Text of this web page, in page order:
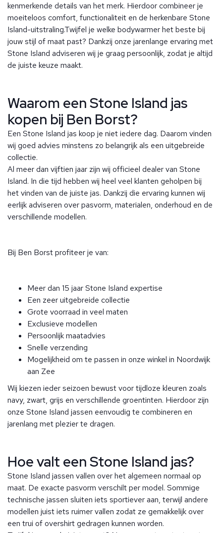
kenmerkende details van het merk. Hierdoor combineer je
moeiteloos comfort, functionaliteit en de herkenbare Stone
Island-uitstraling.Twijfel je welke bodywarmer het beste bij
jouw stijl of maat past? Dankzij onze jarenlange ervaring met
Stone Island adviseren wij je graag persoonlijk, zodat je altijd
de juiste keuze maakt.
Waarom een Stone Island jas
kopen bij Ben Borst?
Een Stone Island jas koop je niet iedere dag. Daarom vinden
wij goed advies minstens zo belangrijk als een uitgebreide
collectie.
Al meer dan vijftien jaar zijn wij officieel dealer van Stone
Island. In die tijd hebben wij heel veel klanten geholpen bij
het vinden van de juiste jas. Dankzij die ervaring kunnen wij
eerlijk adviseren over pasvorm, materialen, onderhoud en de
verschillende modellen.
Bij Ben Borst profiteer je van:
Meer dan 15 jaar Stone Island expertise
Een zeer uitgebreide collectie
Grote voorraad in veel maten
Exclusieve modellen
Persoonlijk maatadvies
Snelle verzending
Mogelijkheid om te passen in onze winkel in Noordwijk
aan Zee
Wij kiezen ieder seizoen bewust voor tijdloze kleuren zoals
navy, zwart, grijs en verschillende groentinten. Hierdoor zijn
onze Stone Island jassen eenvoudig te combineren en
jarenlang met plezier te dragen.
Hoe valt een Stone Island jas?
Stone Island jassen vallen over het algemeen normaal op
maat. De exacte pasvorm verschilt per model. Sommige
technische jassen sluiten iets sportiever aan, terwijl andere
modellen juist iets ruimer vallen zodat ze gemakkelijk over
een trui of overshirt gedragen kunnen worden.